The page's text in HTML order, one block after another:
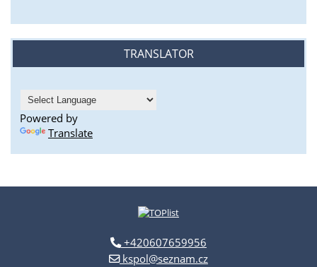
TRANSLATOR
Powered by
Translate
+420607659956
kspol@seznam.cz